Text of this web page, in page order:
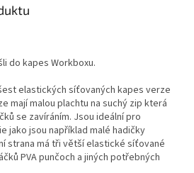
do kapes Workboxu.
elastických síťovaných kapes verze
mají malou plachtu na suchý zip která
se zavíráním. Jsou ideální pro
jako jsou například malé hadičky
strana má tři větší elastické síťované
PVA punčoch a jiných potřebných